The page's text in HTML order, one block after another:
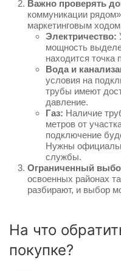
Важно проверять
коммуникации
маркетинговым
Электричество:
мощность
находится точка
Вода и
условия на
трубы имеют
давление.
Газ: Наличие
метров от
подключение
Нужны
службы.
Ограниченный
освоенных районах
разбирают, и выбор
На что
покупке?